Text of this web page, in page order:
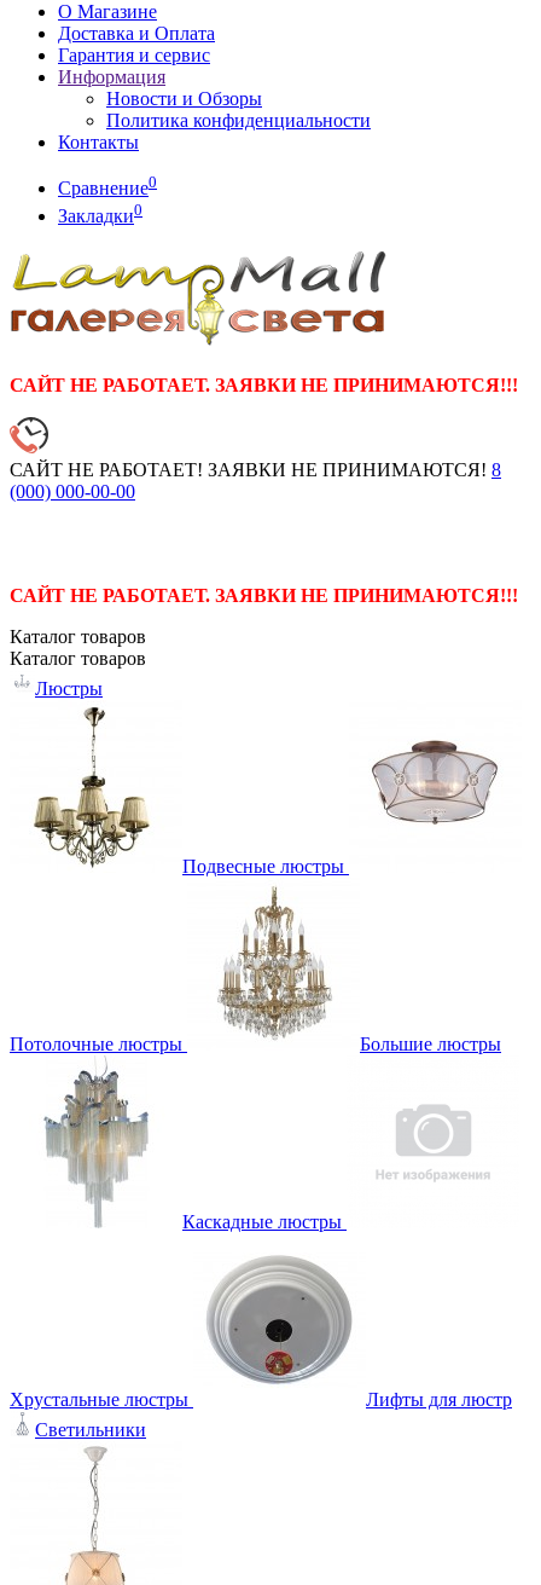
О Магазине
Доставка и Оплата
Гарантия и сервис
Информация
Новости и Обзоры
Политика конфиденциальности
Контакты
Сравнение0
Закладки0
САЙТ НЕ РАБОТАЕТ. ЗАЯВКИ НЕ ПРИНИМАЮТСЯ!!!
САЙТ НЕ РАБОТАЕТ! ЗАЯВКИ НЕ ПРИНИМАЮТСЯ! 8
(000) 000-00-00
САЙТ НЕ РАБОТАЕТ. ЗАЯВКИ НЕ ПРИНИМАЮТСЯ!!!
Каталог товаров
Каталог товаров
Люстры
Подвесные люстры
Потолочные люстры Большие люстры
Каскадные люстры
Хрустальные люстры
Лифты для люстр
Светильники